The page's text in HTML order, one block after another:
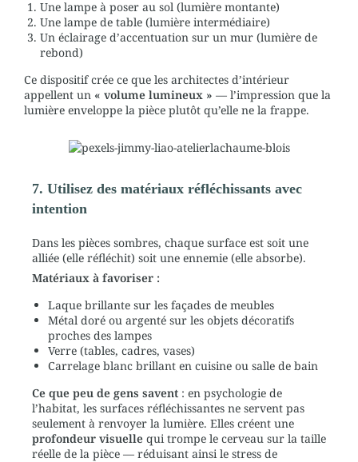
Une lampe à poser au sol (lumière montante)
Une lampe de table (lumière intermédiaire)
Un éclairage d’accentuation sur un mur (lumière de
rebond)
Ce dispositif crée ce que les architectes d’intérieur
appellent un « volume lumineux » — l’impression que la
lumière enveloppe la pièce plutôt qu’elle ne la frappe.
7. Utilisez des matériaux réfléchissants avec
intention
Dans les pièces sombres, chaque surface est soit une
alliée (elle réfléchit) soit une ennemie (elle absorbe).
Matériaux à favoriser :
Laque brillante sur les façades de meubles
Métal doré ou argenté sur les objets décoratifs
proches des lampes
Verre (tables, cadres, vases)
Carrelage blanc brillant en cuisine ou salle de bain
Ce que peu de gens savent : en psychologie de
l’habitat, les surfaces réfléchissantes ne servent pas
seulement à renvoyer la lumière. Elles créent une
profondeur visuelle qui trompe le cerveau sur la taille
réelle de la pièce — réduisant ainsi le stress de